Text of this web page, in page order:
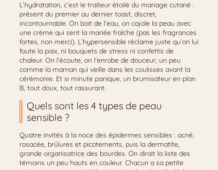
L’hydratation, c’est le traiteur étoilé du mariage cutané :
présent du premier au dernier toast, discret,
incontournable. On boit de l’eau, on cajole la peau avec
une crème qui sent la mariée fraîche (pas les fragrances
fortes, non merci). L’hypersensible réclame juste qu’on lui
foute la paix, ni bouquets de stress ni confettis de
chaleur. On l’écoute, on l’enrobe de douceur, un peu
comme la maman qui veille dans les coulisses avant la
cérémonie. Et si minute panique, un brumisateur en plan
B, tout doux, tout rassurant.
Quels sont les 4 types de peau
sensible ?
Quatre invités à la noce des épidermes sensibles : acné,
rosacée, brûlures et picotements, puis la dermatite,
grande organisatrice des bourdes. On dirait la liste des
témoins un peu hauts en couleur. Chacun a sa petite